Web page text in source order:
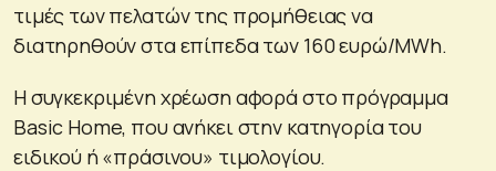
τιμές των πελατών της προμήθειας να
διατηρηθούν στα επίπεδα των 160 ευρώ/MWh.
Η συγκεκριμένη χρέωση αφορά στο πρόγραμμα
Basic Home, που ανήκει στην κατηγορία του
ειδικού ή «πράσινου» τιμολογίου.